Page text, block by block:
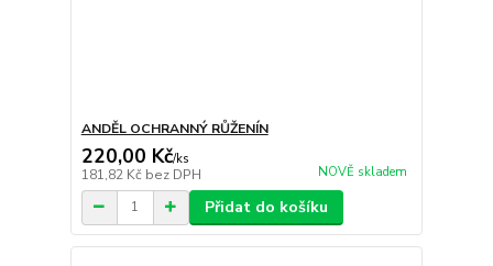
ANDĚL OCHRANNÝ RŮŽENÍN
220,00 Kč/ks
181,82 Kč bez DPH NOVĚ skladem
Přidat do košíku